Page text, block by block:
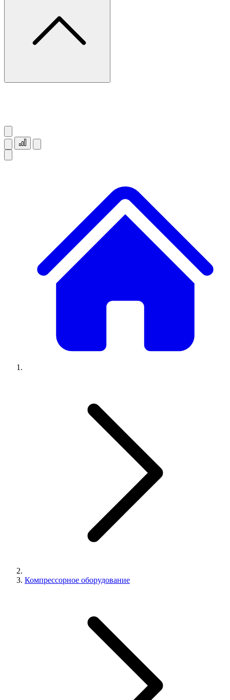
Компрессорное оборудование